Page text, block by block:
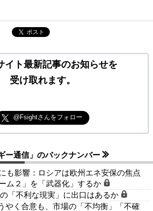
ポスト
イト最新記事のお知らせを
受け取れます。
@Fsightさんをフォロー
ー通信」のバックナンバー
も影響：ロシアは欧州エネ安保の焦点
ム２」を「武器化」するか
「不利な現実」に出口はあるか
やく合意も、市場の「不均衡」「不確